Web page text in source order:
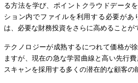
る方法を学び、ポイントクラウドデータ
ション内でファイルを利用する必要があ
は、必要な財務投資をさらに高めることが
テクノロジーが成熟するにつれて価格が
ますが、現在の急な学習曲線と高い先行
スキャンを採用する多くの潜在的な顧客の